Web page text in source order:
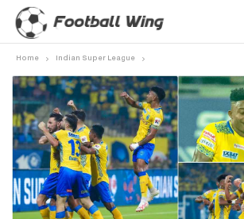
Home Indian Super League